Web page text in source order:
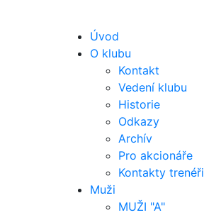
Úvod
O klubu
Kontakt
Vedení klubu
Historie
Odkazy
Archív
Pro akcionáře
Kontakty trenéři
Muži
MUŽI "A"